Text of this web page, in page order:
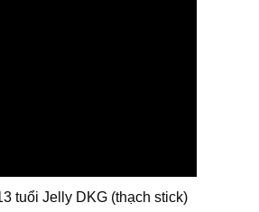
tuổi Jelly DKG (thạch stick)